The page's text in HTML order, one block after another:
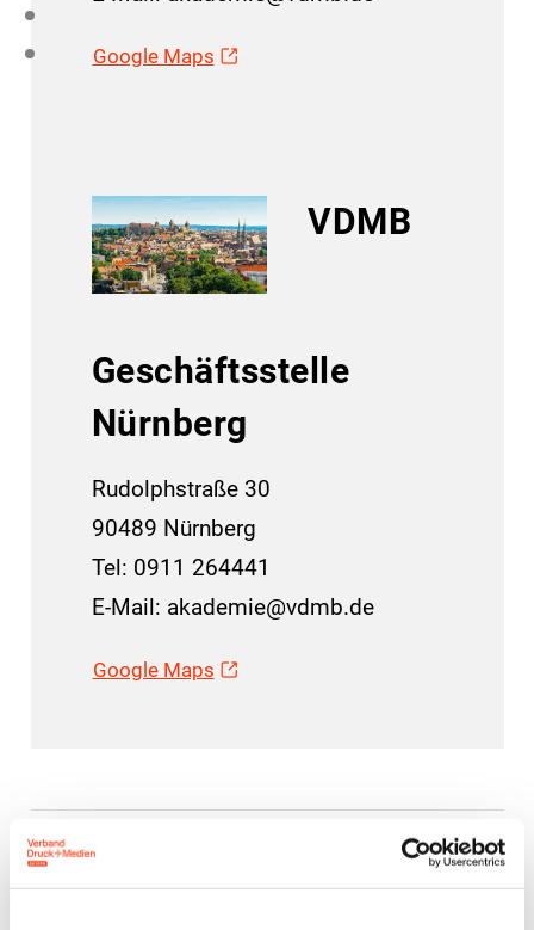
Google Maps
VDMB
Geschäftsstelle
Nürnberg
Rudolphstraße 30
90489 Nürnberg
Tel: 0911 264441
E-Mail: akademie@vdmb.de
Google Maps
Mit dem MVV zum ZAW